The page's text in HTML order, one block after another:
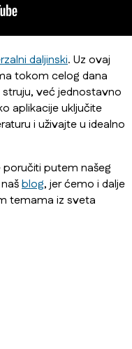
daljinski. Uz ovaj
tokom celog dana
već jednostavno
aplikacije uključite
i uživajte u idealno
poručiti putem našeg
blog, jer ćemo i dalje
temama iz sveta